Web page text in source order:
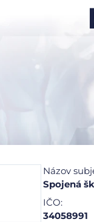
Názov
Spojená
IČO:
34058991